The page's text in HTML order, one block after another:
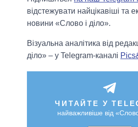
відстежувати найцікавіші та
новини «Слово і діло».
Візуальна аналітика від
діло» – у Telegram-каналі
ЧИТАЙТЕ У
найважливіше від